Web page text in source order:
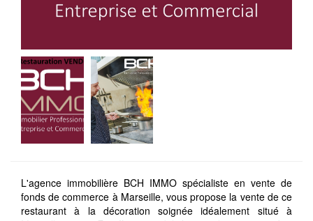
L'agence immobilière BCH IMMO spécialiste en vente de
fonds de commerce à Marseille, vous propose la vente de ce
restaurant à la décoration soignée idéalement situé à